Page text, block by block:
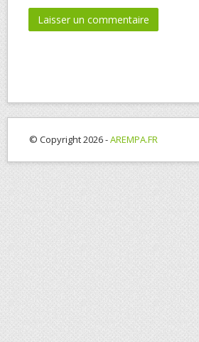
© Copyright 2026 -AREMPA.FR